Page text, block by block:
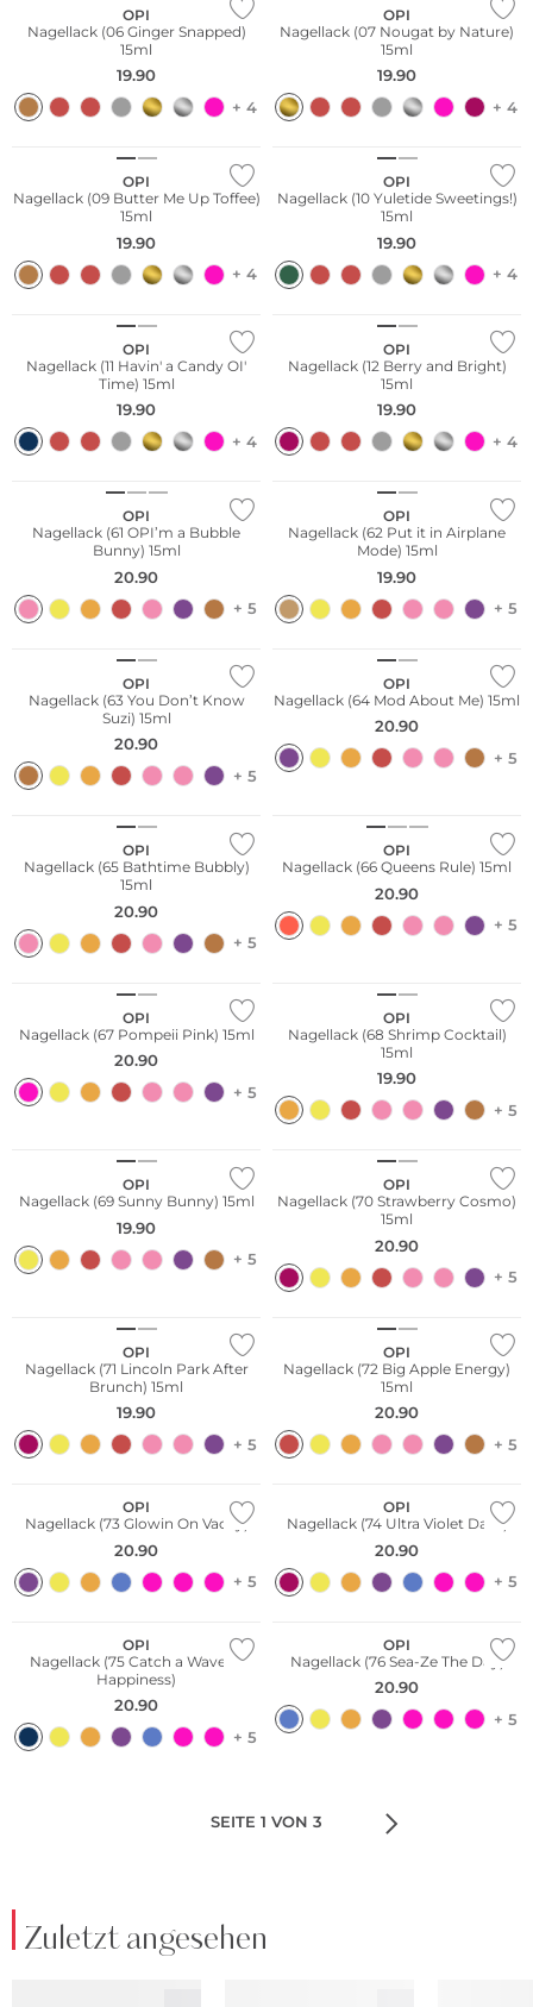
OPI
Nagellack (06 Ginger Snapped)
15ml
19.90
+ 4
OPI
Nagellack (07 Nougat by Nature)
15ml
19.90
+ 4
OPI
Nagellack (09 Butter Me Up Toffee)
15ml
19.90
+ 4
OPI
Nagellack (10 Yuletide Sweetings!)
15ml
19.90
+ 4
OPI
Nagellack (11 Havin' a Candy OI'
Time) 15ml
19.90
+ 4
OPI
Nagellack (12 Berry and Bright)
15ml
19.90
+ 4
OPI
Nagellack (61 OPI’m a Bubble
Bunny) 15ml
20.90
+ 5
OPI
Nagellack (62 Put it in Airplane
Mode) 15ml
19.90
+ 5
OPI
Nagellack (63 You Don’t Know
Suzi) 15ml
20.90
+ 5
OPI
Nagellack (64 Mod About Me) 15ml
20.90
+ 5
OPI
Nagellack (65 Bathtime Bubbly)
15ml
20.90
+ 5
OPI
Nagellack (66 Queens Rule) 15ml
20.90
+ 5
OPI
Nagellack (67 Pompeii Pink) 15ml
20.90
+ 5
OPI
Nagellack (68 Shrimp Cocktail)
15ml
19.90
+ 5
OPI
Nagellack (69 Sunny Bunny) 15ml
19.90
+ 5
OPI
Nagellack (70 Strawberry Cosmo)
15ml
20.90
+ 5
OPI
Nagellack (71 Lincoln Park After
Brunch) 15ml
19.90
+ 5
OPI
Nagellack (72 Big Apple Energy)
15ml
20.90
+ 5
OPI
Nagellack (73 Glowin On Vacay)
20.90
+ 5
OPI
Nagellack (74 Ultra Violet Daze)
20.90
+ 5
OPI
Nagellack (75 Catch a Wave of
Happiness)
20.90
+ 5
OPI
Nagellack (76 Sea-Ze The Day)
20.90
+ 5
SEITE 1 VON 3
Zuletzt angesehen